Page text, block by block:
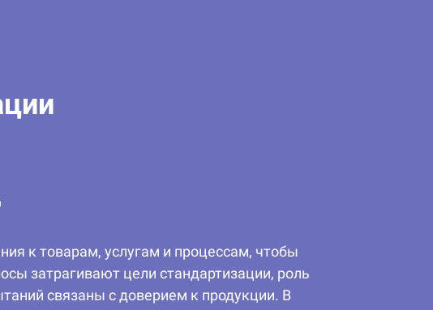
к товарам, услугам и процессам, чтобы
затрагивают цели стандартизации, роль
связаны с доверием к продукции. В